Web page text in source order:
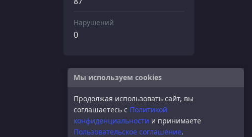
Нарушений
0
Мы используем cookies
Продолжая использовать сайт, вы
соглашаетесь с Политикой
конфиденциальности и принимаете
Пользовательское соглашение.